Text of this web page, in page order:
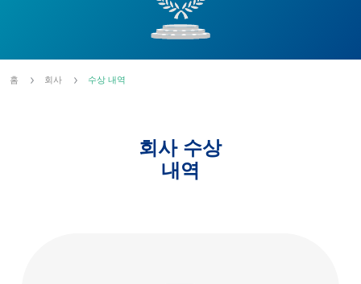
홈 회사 수상 내역
회사 수상
내역